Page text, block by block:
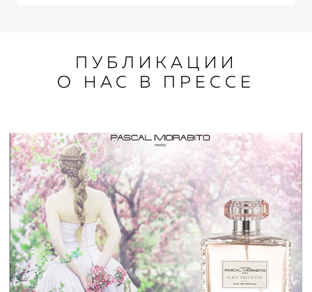
ПУБЛИКАЦИИ
О НАС В ПРЕСCЕ